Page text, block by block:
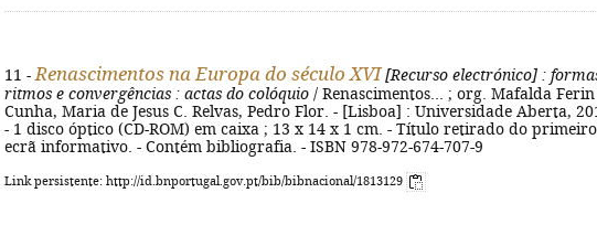
11 - Renascimentos na Europa do século XVI [Recurso electrónico] :
ritmos e convergências : actas do colóquio / Renascimentos... ; org. Mafalda Ferin
Cunha, Maria de Jesus C. Relvas, Pedro Flor. - [Lisboa] : Universidade Aberta,
- 1 disco óptico (CD-ROM) em caixa ; 13 x 14 x 1 cm. - Título retirado do primeiro
ecrã informativo. - Contém bibliografia. - ISBN 978-972-674-707-9
Link persistente: http://id.bnportugal.gov.pt/bib/bibnacional/1813129